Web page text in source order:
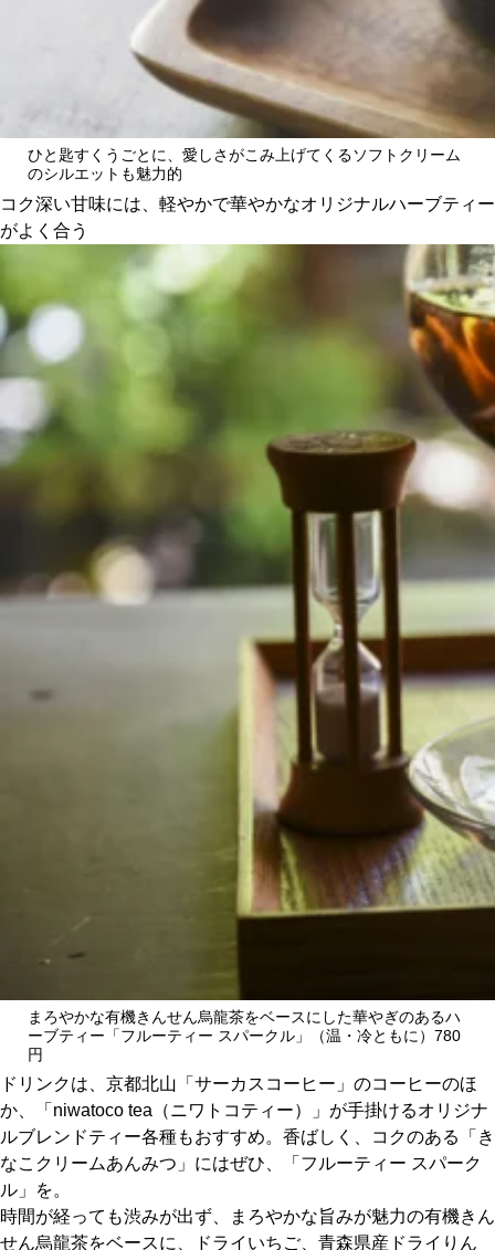
ひと匙すくうごとに、愛しさがこみ上げてくるソフトクリーム
のシルエットも魅力的
コク深い甘味には、軽やかで華やかなオリジナルハーブティー
がよく合う
まろやかな有機きんせん烏龍茶をベースにした華やぎのあるハ
ーブティー「フルーティー スパークル」（温・冷ともに）780
円
ドリンクは、京都北山「サーカスコーヒー」のコーヒーのほ
か、「niwatoco tea（ニワトコティー）」が手掛けるオリジナ
ルブレンドティー各種もおすすめ。香ばしく、コクのある「き
なこクリームあんみつ」にはぜひ、「フルーティー スパーク
ル」を。
時間が経っても渋みが出ず、まろやかな旨みが魅力の有機きん
せん烏龍茶をベースに、ドライいちご、青森県産ドライりん